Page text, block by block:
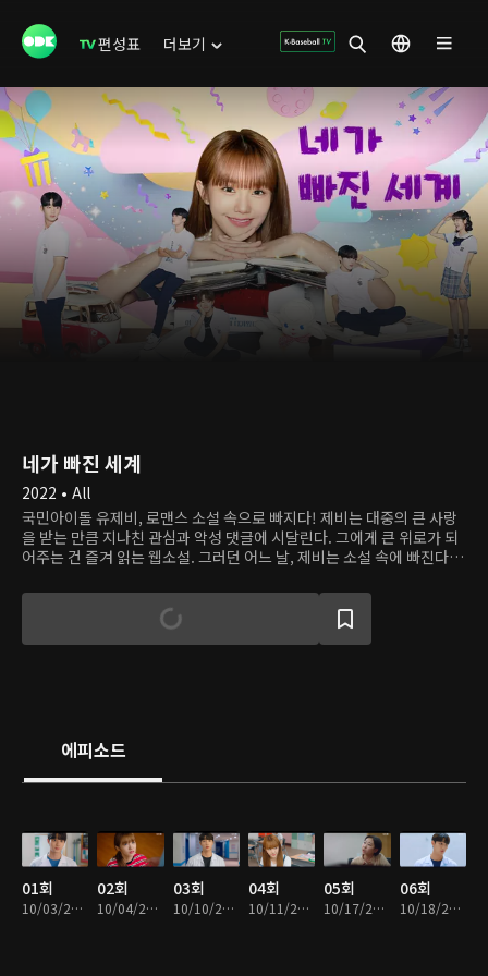
편성표 더보기
네가 빠진 세계
2022 • All
국민아이돌 유제비, 로맨스 소설 속으로 빠지다! 제비는 대중의 큰 사랑
을 받는 만큼 지나친 관심과 악성 댓글에 시달린다. 그에게 큰 위로가 되
어주는 건 즐겨 읽는 웹소설. 그러던 어느 날, 제비는 소설 속에 빠진다.
살면서 삶의 의미를 깨닫는다. 그리고 소설 속 캐릭터인 '사대천왕'과 만
나면서 설렘의 감정도 느낀다.
에피소드
01회
10/03/2025 • 26분
02회
10/04/2025 • 27분
03회
10/10/2025 • 29분
04회
10/11/2025 • 24분
05회
10/17/2025 • 27분
06회
10/18/2025 • 25분